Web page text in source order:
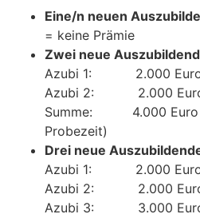
Eine/n neuen
= keine Prämie
Zwei neue
Azubi 1: 2.000 Euro
Azubi 2: 2.000 Euro
Summe: 4.000 Euro
Probezeit)
Drei neue
Azubi 1: 2.000 Euro
Azubi 2: 2.000 Euro
Azubi 3: 3.000 Euro